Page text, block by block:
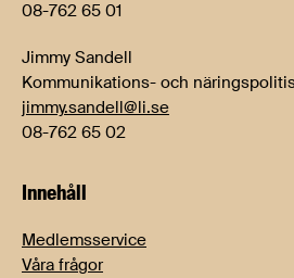
08-762 65 01
Jimmy Sandell
Kommunikations- och
jimmy.sandell@li.se
08-762 65 02
Innehåll
Medlemsservice
Våra frågor